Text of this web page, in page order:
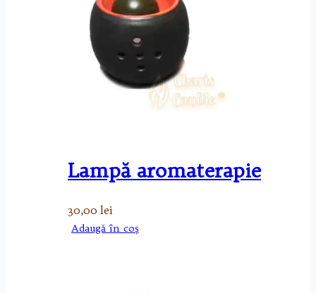
Lampă aromaterapie
30,00 lei
Adaugă în coș